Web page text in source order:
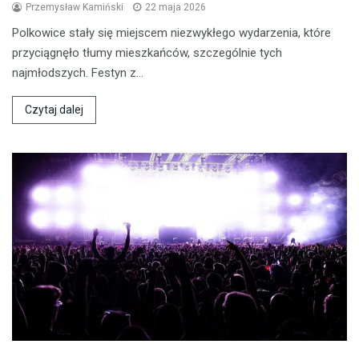
Przemysław Kamiński 22 maja 2026
Polkowice stały się miejscem niezwykłego wydarzenia, które
przyciągnęło tłumy mieszkańców, szczególnie tych
najmłodszych. Festyn z…
Czytaj dalej